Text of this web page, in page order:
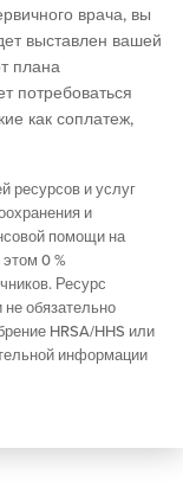
врача, вы
выставлен вашей
плана
потребоваться
как соплатеж,
ресурсов и услуг
и
помощи на
0 %
Ресурс
не обязательно
HRSA/HHS или
информации